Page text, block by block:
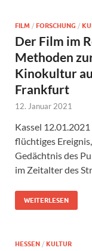
FILM / FORSCHUNG /
Der Film im
Methoden
Kinokultur
Frankfurt
12. Januar 2021
Kassel
flüchtiges
Gedächtnis des
im Zeitalter des
WEITERLESEN
HESSEN / KULTUR